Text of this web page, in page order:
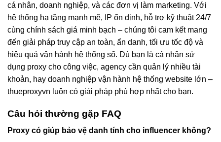
cá nhân, doanh nghiệp, và các đơn vị làm marketing. Với
hệ thống hạ tầng mạnh mẽ, IP ổn định, hỗ trợ kỹ thuật 24/7
cùng chính sách giá minh bạch – chúng tôi cam kết mang
đến giải pháp truy cập an toàn, ẩn danh, tối ưu tốc độ và
hiệu quả vận hành hệ thống số. Dù bạn là cá nhân sử
dụng proxy cho công việc, agency cần quản lý nhiều tài
khoản, hay doanh nghiệp vận hành hệ thống website lớn –
thueproxyvn luôn có giải pháp phù hợp nhất cho bạn.
Câu hỏi thường gặp FAQ
Proxy có giúp bảo vệ danh tính cho influencer không?